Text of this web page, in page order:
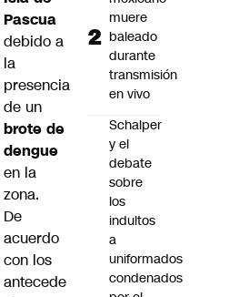
Pascua
debido a
la
presencia
de un
brote de
dengue
en la
zona.
De
acuerdo
con los
antecede
muere
baleado
durante
transmisión
en vivo
Schalper
y el
debate
sobre
los
indultos
a
uniformados
condenados